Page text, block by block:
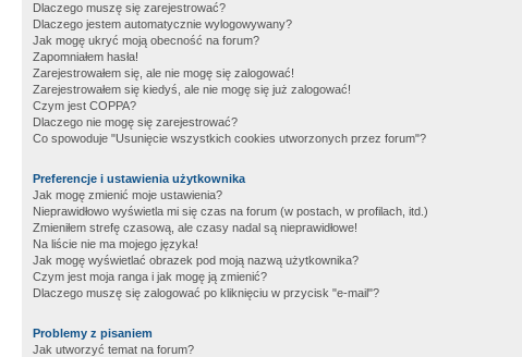
Dlaczego muszę się zarejestrować?
Dlaczego jestem automatycznie wylogowywany?
Jak mogę ukryć moją obecność na forum?
Zapomniałem hasła!
Zarejestrowałem się, ale nie mogę się zalogować!
Zarejestrowałem się kiedyś, ale nie mogę się już zalogować!
Czym jest COPPA?
Dlaczego nie mogę się zarejestrować?
Co spowoduje "Usunięcie wszystkich cookies utworzonych przez forum"?
Preferencje i ustawienia użytkownika
Jak mogę zmienić moje ustawienia?
Nieprawidłowo wyświetla mi się czas na forum (w postach, w profilach, itd.)
Zmieniłem strefę czasową, ale czasy nadal są nieprawidłowe!
Na liście nie ma mojego języka!
Jak mogę wyświetlać obrazek pod moją nazwą użytkownika?
Czym jest moja ranga i jak mogę ją zmienić?
Dlaczego muszę się zalogować po kliknięciu w przycisk "e-mail"?
Problemy z pisaniem
Jak utworzyć temat na forum?